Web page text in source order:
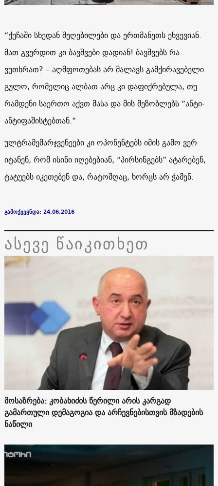
“ქუჩაში სხედან შეღებილები და ერთმანეთს ეხვევიან.
მათ გვერდით კი ბავშვები დადიან! ბავშვებს რა
ვუთხრათ? – აღშფოთებას არ მალავს გამქირავებელი
გულო, რომელიც ალბათ არც კი დაფიქრებულა, თუ
რამდენი საერთო აქვთ მასა და მის მეზობლებს “ანტი-
ანტიფაშისტებთან.”
ულტრამემარჯვენეები კი ოპონენტებს იმის გამო ვერ
იტანენ, რომ ისინი იღებებიან, “პირსინგებს” ატარებენ,
ტატუებს იკეთებენ და, რატომღაც, ხორცს არ ჭამენ.
გამოქვეყნდა: 24.06.2016
ასევე წაიკითხეთ
მოსაზრება: კობახიძის წერილი არის კარგად
გამართული დემაგოგია და არჩევნებისთვის მზადების
ნაწილი